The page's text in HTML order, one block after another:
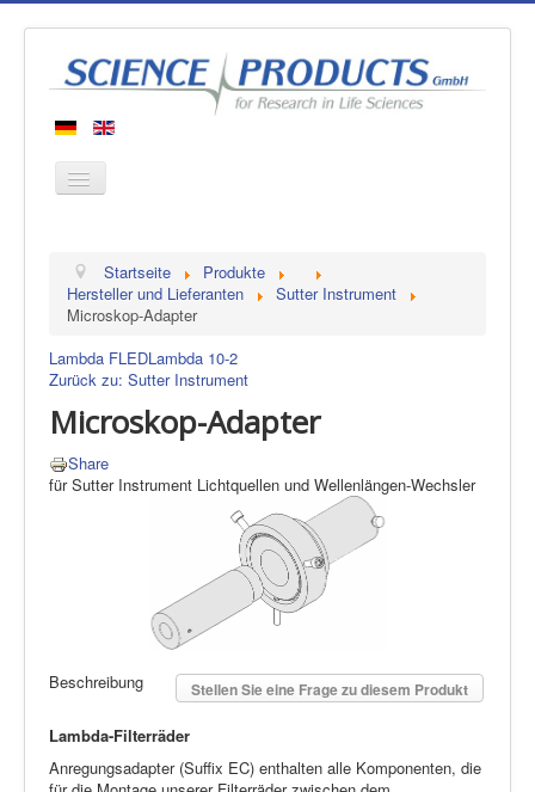
Produkte
Hersteller
Über uns
Startseite
Produkte
Hersteller und Lieferanten
Sutter Instrument
Microskop-Adapter
Lambda FLEDLambda 10-2
Zurück zu: Sutter Instrument
Microskop-Adapter
Share
für Sutter Instrument Lichtquellen und Wellenlängen-Wechsler
Stellen Sie eine Frage zu diesem Produkt
Beschreibung
Lambda-Filterräder
Anregungsadapter (Suffix EC) enthalten alle Komponenten, die